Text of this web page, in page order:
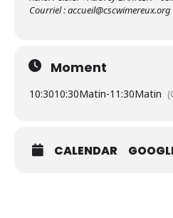
Courriel : accueil@cscwimereux.org
Moment
10:3010:30Matin-11:30Matin
CALENDAR